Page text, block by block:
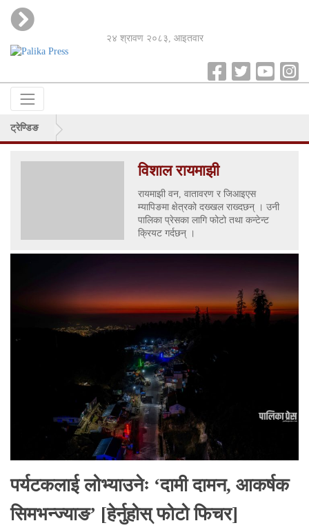
२४ श्रावण २०८३, आइतवार
ट्रेण्डिङ
विशाल रायमाझी
रायमाझी वन, वातावरण र जिआइएस
म्यापिङमा क्षेत्रको दख्खल राख्दछन् । उनी
पालिका प्रेसका लागि फोटो तथा कन्टेन्ट
क्रियट गर्दछन् ।
पर्यटकलाई लोभ्याउनेः ‘दामी दामन, आकर्षक
सिमभन्ज्याङ’ [हेर्नुहोस् फोटो फिचर]